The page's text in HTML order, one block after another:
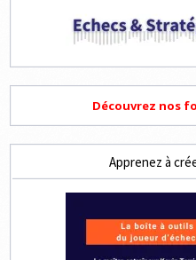
Découvrez nos
Apprenez à